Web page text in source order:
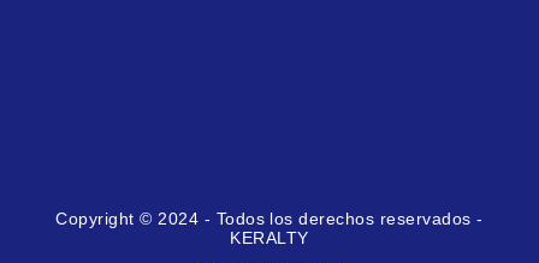
Copyright © 2024 - Todos los derechos reservados -
KERALTY